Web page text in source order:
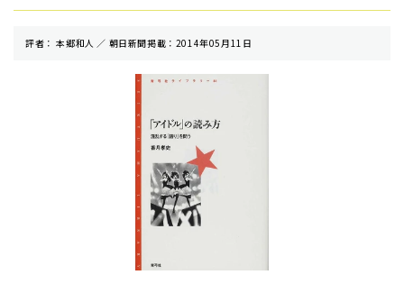
評者： 本郷和人 ／ 朝⽇新聞掲載：2014年05月11日